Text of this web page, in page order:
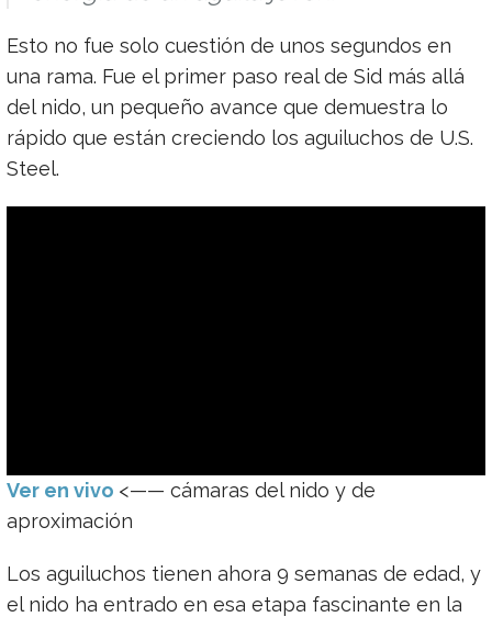
Esto no fue solo cuestión de unos segundos en
una rama. Fue el primer paso real de Sid más allá
del nido, un pequeño avance que demuestra lo
rápido que están creciendo los aguiluchos de U.S.
Steel.
Ver en vivo <—— cámaras del nido y de
aproximación
Los aguiluchos tienen ahora 9 semanas de edad, y
el nido ha entrado en esa etapa fascinante en la